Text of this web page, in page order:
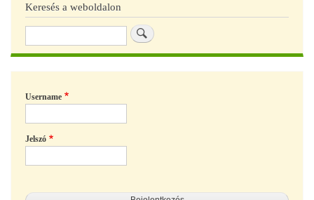
Keresés a weboldalon
Username
Jelszó